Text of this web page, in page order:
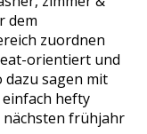
dem
zuordnen
orientiert und
sagen mit
hefty
nächsten frühjahr